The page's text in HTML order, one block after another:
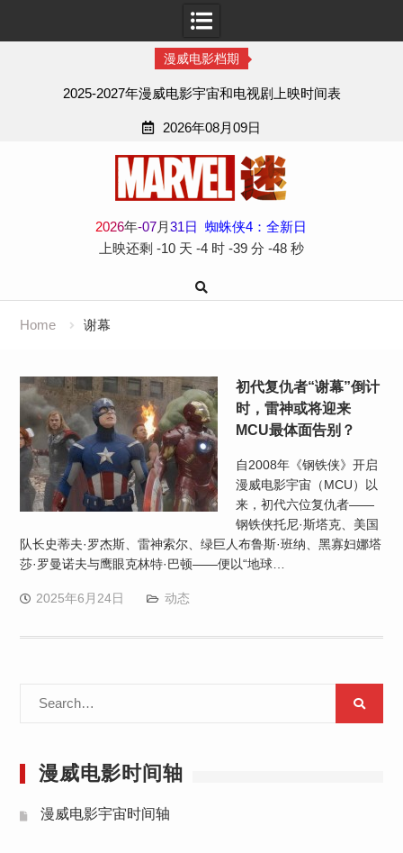
漫威电影档期
2025-2027年漫威电影宇宙和电视剧上映时间表
2026年08月09日
2026年-07月31日
蜘蛛侠4：全新日
上映还剩 -10 天 -4 时 -39 分 -49 秒
Home 谢幕
初代复仇者“谢幕”倒计
时，雷神或将迎来
MCU最体面告别？
自2008年《钢铁侠》开启
漫威电影宇宙（MCU）以
来，初代六位复仇者——
钢铁侠托尼·斯塔克、美国
队长史蒂夫·罗杰斯、雷神索尔、绿巨人布鲁斯·班纳、黑寡妇娜塔
莎·罗曼诺夫与鹰眼克林特·巴顿——便以“地球…
2025年6月24日 动态
漫威电影时间轴
漫威电影宇宙时间轴